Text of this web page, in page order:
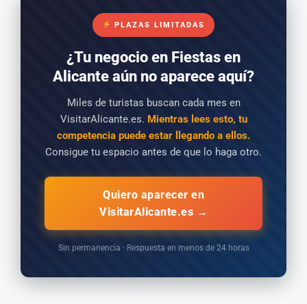
PLAZAS LIMITADAS
¿Tu negocio en Fiestas en
Alicante aún no aparece aquí?
Miles de turistas buscan cada mes en
VisitarAlicante.es. Mientras lees esto, tu
competencia puede estar llegando a ellos.
Consigue tu espacio antes de que lo haga otro.
Quiero aparecer en
VisitarAlicante.es →
Sin permanencia · Respuesta en menos de 24 horas